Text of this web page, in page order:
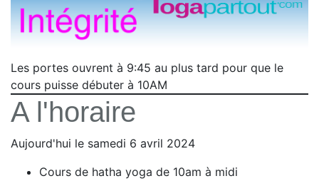
Les portes ouvrent à 9:45 au plus tard pour que le
cours puisse débuter à 10AM
A l'horaire
Aujourd'hui le samedi 6 avril 2024
Cours de hatha yoga de 10am à midi